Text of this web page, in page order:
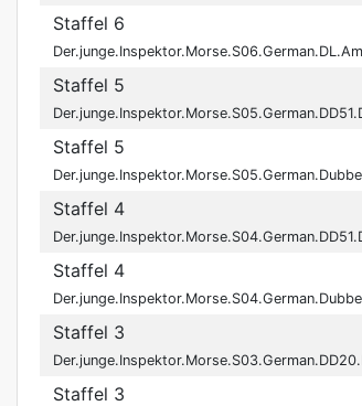
Staffel 6
Staffel 5
Staffel 5
Staffel 4
Staffel 4
Staffel 3
Staffel 3